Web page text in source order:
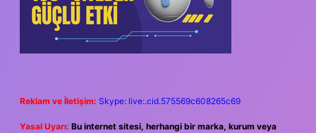
Reklam ve İletişim: Skype: live:.cid.575569c608265c69
Yasal Uyarı: Bu internet sitesi, herhangi bir marka, kurum veya